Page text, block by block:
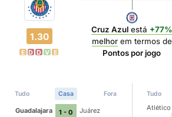
1.30
E D D V E
Cruz Azulestá +77%
melhorem termos de
Pontos por jogo
Tudo Casa Fora
Guadalajara 1 - 0
Juárez
Tudo
Atlético